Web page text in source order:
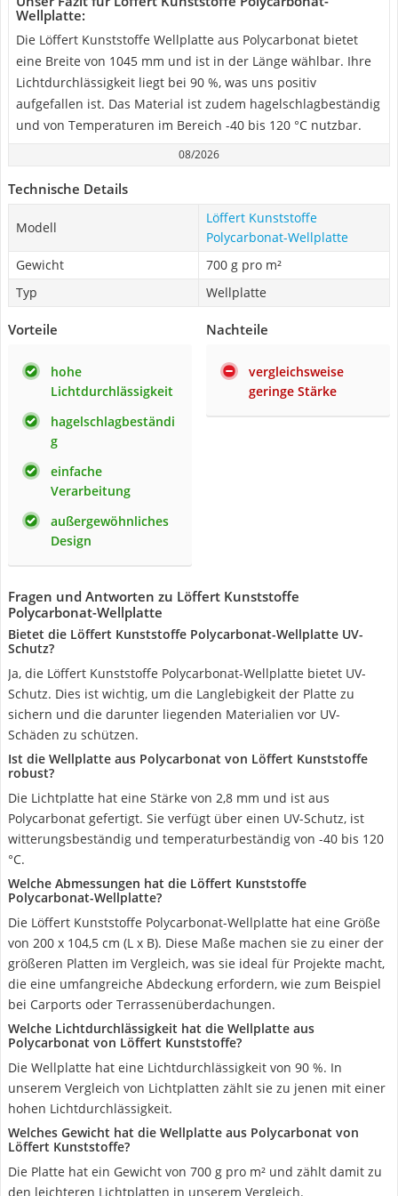
Wellplatte:
Die Löffert Kunststoffe Wellplatte aus Polycarbonat bietet
eine Breite von 1045 mm und ist in der Länge wählbar. Ihre
Lichtdurchlässigkeit liegt bei 90 %, was uns positiv
aufgefallen ist. Das Material ist zudem hagelschlagbeständig
und von Temperaturen im Bereich -40 bis 120 °C nutzbar.
08/2026
Technische Details
Modell
Löffert Kunststoffe
Polycarbonat-Wellplatte
Gewicht
700 g pro m²
Typ
Wellplatte
Vorteile
hohe
Lichtdurchlässigkeit
hagelschlagbeständi
g
einfache
Verarbeitung
außergewöhnliches
Design
Nachteile
vergleichsweise
geringe Stärke
Fragen und Antworten zu Löffert Kunststoffe
Polycarbonat-Wellplatte
Bietet die Löffert Kunststoffe Polycarbonat-Wellplatte UV-
Schutz?
Ja, die Löffert Kunststoffe Polycarbonat-Wellplatte bietet UV-
Schutz. Dies ist wichtig, um die Langlebigkeit der Platte zu
sichern und die darunter liegenden Materialien vor UV-
Schäden zu schützen.
Ist die Wellplatte aus Polycarbonat von Löffert Kunststoffe
robust?
Die Lichtplatte hat eine Stärke von 2,8 mm und ist aus
Polycarbonat gefertigt. Sie verfügt über einen UV-Schutz, ist
witterungsbeständig und temperaturbeständig von -40 bis 120
°C.
Welche Abmessungen hat die Löffert Kunststoffe
Polycarbonat-Wellplatte?
Die Löffert Kunststoffe Polycarbonat-Wellplatte hat eine Größe
von 200 x 104,5 cm (L x B). Diese Maße machen sie zu einer der
größeren Platten im Vergleich, was sie ideal für Projekte macht,
die eine umfangreiche Abdeckung erfordern, wie zum Beispiel
bei Carports oder Terrassenüberdachungen.
Welche Lichtdurchlässigkeit hat die Wellplatte aus
Polycarbonat von Löffert Kunststoffe?
Die Wellplatte hat eine Lichtdurchlässigkeit von 90 %. In
unserem Vergleich von Lichtplatten zählt sie zu jenen mit einer
hohen Lichtdurchlässigkeit.
Welches Gewicht hat die Wellplatte aus Polycarbonat von
Löffert Kunststoffe?
Die Platte hat ein Gewicht von 700 g pro m² und zählt damit zu
den leichteren Lichtplatten in unserem Vergleich.